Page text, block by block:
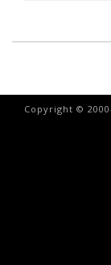
Copyright ©